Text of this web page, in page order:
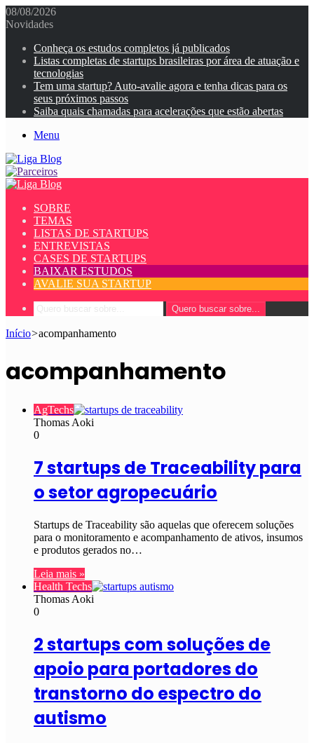
08/08/2026
Novidades
Conheça os estudos completos já publicados
Listas completas de startups brasileiras por área de atuação e
tecnologias
Tem uma startup? Auto-avalie agora e tenha dicas para os
seus próximos passos
Saiba quais chamadas para acelerações que estão abertas
Menu
SOBRE
TEMAS
LISTAS DE STARTUPS
ENTREVISTAS
CASES DE STARTUPS
BAIXAR ESTUDOS
AVALIE SUA STARTUP
Quero buscar sobre...
Início>acompanhamento
acompanhamento
AgTechs
Thomas Aoki
0
7 startups de Traceability para
o setor agropecuário
Startups de Traceability são aquelas que oferecem soluções
para o monitoramento e acompanhamento de ativos, insumos
e produtos gerados no…
Leia mais »
Health Techs
Thomas Aoki
0
2 startups com soluções de
apoio para portadores do
transtorno do espectro do
autismo